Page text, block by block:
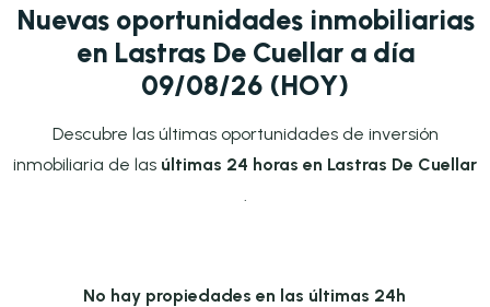
Nuevas oportunidades inmobiliarias
en Lastras De Cuellar a día
09/08/26 (HOY)
Descubre las últimas oportunidades de inversión
inmobiliaria de las últimas 24 horas en Lastras De Cuellar
No hay propiedades en las últimas 24h